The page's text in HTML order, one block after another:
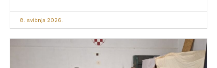
8. svibnja 2026.